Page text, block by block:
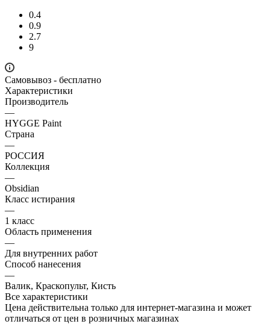
0.4
0.9
2.7
9
Самовывоз - бесплатно
Характеристики
Производитель
—
HYGGE Paint
Страна
—
РОССИЯ
Коллекция
—
Obsidian
Класс истирания
—
1 класс
Область применения
—
Для внутренних работ
Способ нанесения
—
Валик, Краскопульт, Кисть
Все характеристики
Цена действительна только для интернет-магазина и может
отличаться от цен в розничных магазинах